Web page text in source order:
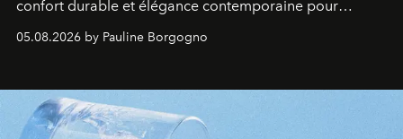
confort durable et élégance contemporaine pour
05.08.2026 by Pauline Borgogno